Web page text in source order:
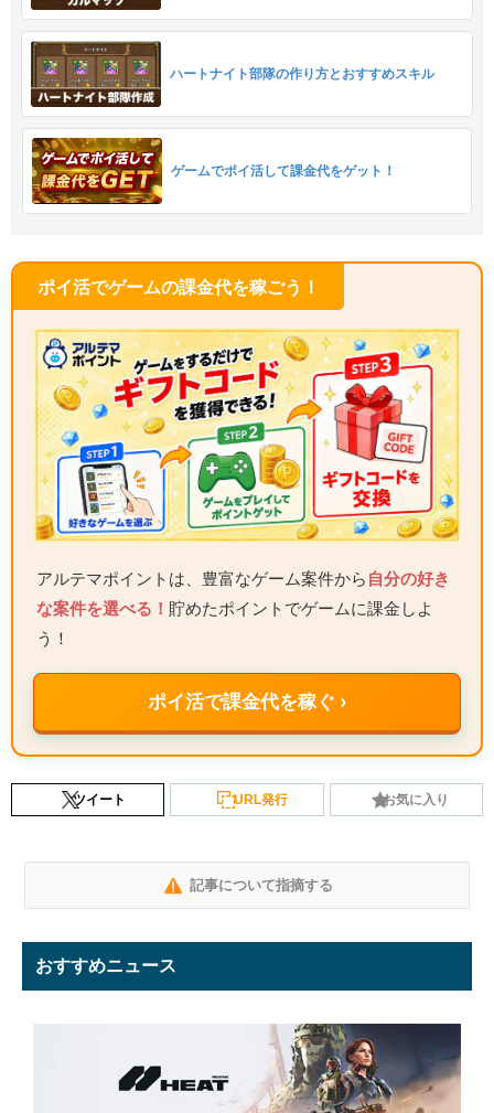
ハートナイト部隊の作り方とおすすめスキル
ゲームでポイ活して課金代をゲット！
ポイ活でゲームの課金代を稼ごう！
アルテマポイントは、豊富なゲーム案件から 自分の好き
な案件を選べる！ 貯めたポイントでゲームに課金しよ
う！
ポイ活で課金代を稼ぐ ›
ツイート URL発行 お気に入り
記事について指摘する
おすすめニュース